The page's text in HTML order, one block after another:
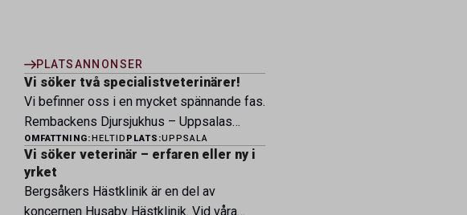
PLATSANNONSER
Vi söker två specialistveterinärer!
Vi befinner oss i en mycket spännande fas.
Rembackens Djursjukhus – Uppsalas
ledande djursjukhus – expanderar nu sin
specialistverksamhet och söker
legitimerade veterinärer med
specialistkompetens som vill vara med
OMFATTNING:HELTID PLATS:UPPSALA
Vi söker veterinär – erfaren eller ny i
yrket
Bergsåkers Hästklinik är en del av
koncernen Husaby Hästklinik. Vid våra